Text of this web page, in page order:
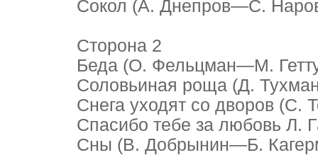
Сокол (А. Днепров—С.
Сторона 2
Беда (О. Фельцман—М.
Соловьиная роща (Д.
Снега уходят со дворов
Спасибо тебе за любовь Л.
Сны (В. Добрынин—Б.